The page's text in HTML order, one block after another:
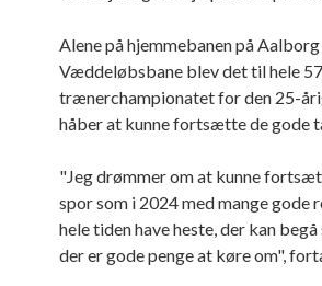
Alene på hjemmebanen på Aalborg
Væddeløbsbane blev det til hele
trænerchampionatet for den 25-
håber at kunne fortsætte de gode
"Jeg drømmer om at kunne
spor som i 2024 med mange gode
hele tiden have heste, der kan
der er gode penge at køre om",